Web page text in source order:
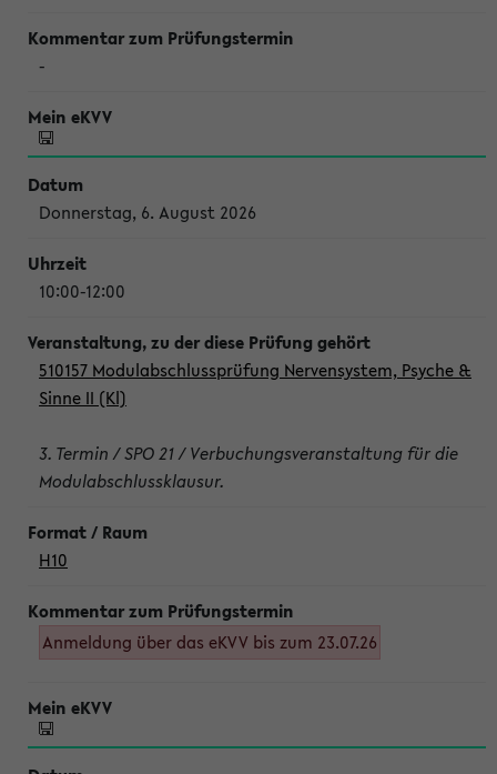
-
Donnerstag, 6. August 2026
10:00-12:00
510157 Modulabschlussprüfung Nervensystem, Psyche &
Sinne II (Kl)
3. Termin / SPO 21 / Verbuchungsveranstaltung für die
Modulabschlussklausur.
H10
Anmeldung über das eKVV bis zum 23.07.26